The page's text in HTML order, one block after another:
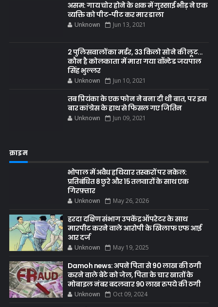
असम: गाय चोर होने के शक में गुस्साई भीड़ ने एक
व्यक्ति को पीट-पीट कर मार डाला
Unknown Jun 13, 2021
2 पुलिसवालों का मर्डर, 33 किलो सोने की लूट...
कौन है कोलकाता में मारा गया वॉन्टेड जयपाल
सिंह भुल्लर
Unknown Jun 10, 2021
तब प्रियंका के एक फोन ने बना दी थी बात, पर इस
बार कांग्रेस के हाथ से फिसल गए जितिन
Unknown Jun 09, 2021
क्राइम
भोपाल में अवैध हथियार तस्करों पर नकेल:
प्रतिबंधित 8 छुरे और 15 तलवारों के साथ एक
गिरफ़्तार
Unknown May 26, 2026
हरदा दक्षिण संभाग उपकेंद्र ऑपरेटर के साथ
मारपीट करने वाले आरोपी के खिलाफ एफ आई
आर दर्ज
Unknown May 19, 2025
Damoh news: अपने पिता से 90 लाख की ठगी
करने वाले बेटे को जेल, पिता के चार खातों के
मोबाइल नंबर बदलवार 90 लाख रुपये की ठगी
Unknown Oct 09, 2024